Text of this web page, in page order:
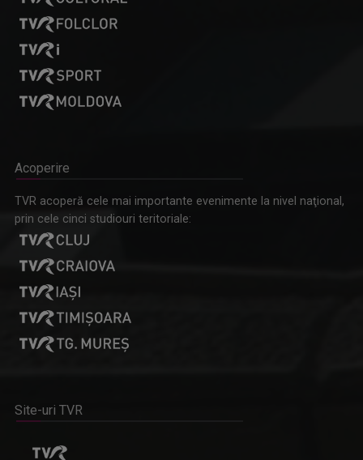
Acoperire
TVR acoperă cele mai importante evenimente la nivel naţional,
prin cele cinci studiouri teritoriale:
Site-uri TVR